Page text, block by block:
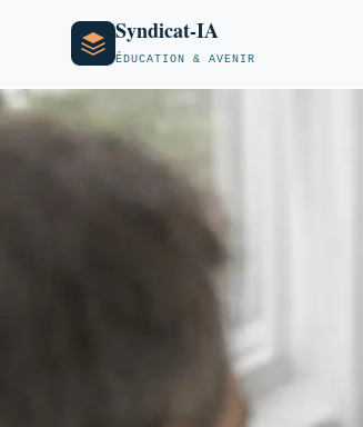
Syndicat-IA
ÉDUCATION & AVENIR